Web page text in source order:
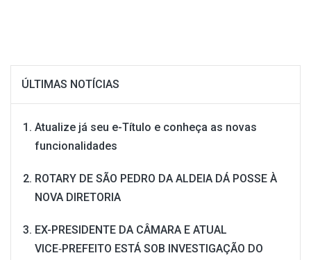
ÚLTIMAS NOTÍCIAS
Atualize já seu e-Título e conheça as novas
funcionalidades
ROTARY DE SÃO PEDRO DA ALDEIA DÁ POSSE À
NOVA DIRETORIA
EX-PRESIDENTE DA CÂMARA E ATUAL
VICE‑PREFEITO ESTÁ SOB INVESTIGAÇÃO DO